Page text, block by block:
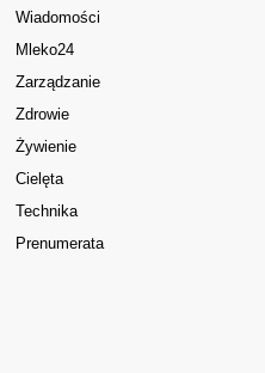
Wiadomości
Mleko24
Zarządzanie
Zdrowie
Żywienie
Cielęta
Technika
Prenumerata